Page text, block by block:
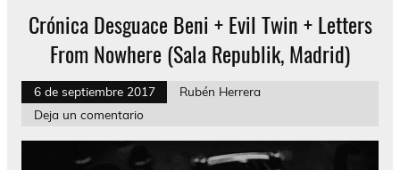
Crónica Desguace Beni + Evil Twin + Letters
From Nowhere (Sala Republik, Madrid)
6 de septiembre 2017
Rubén Herrera
Deja un comentario